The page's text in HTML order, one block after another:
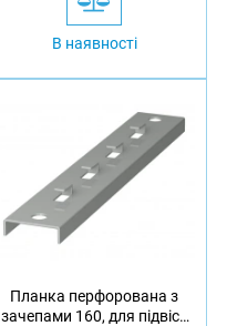
В наявності
Планка перфорована з
зачепами 160, для підвісу